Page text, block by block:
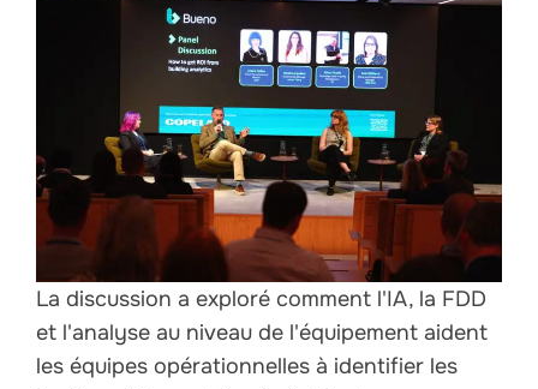
La discussion a exploré comment l'IA, la FDD
et l'analyse au niveau de l'équipement aident
les équipes opérationnelles à identifier les